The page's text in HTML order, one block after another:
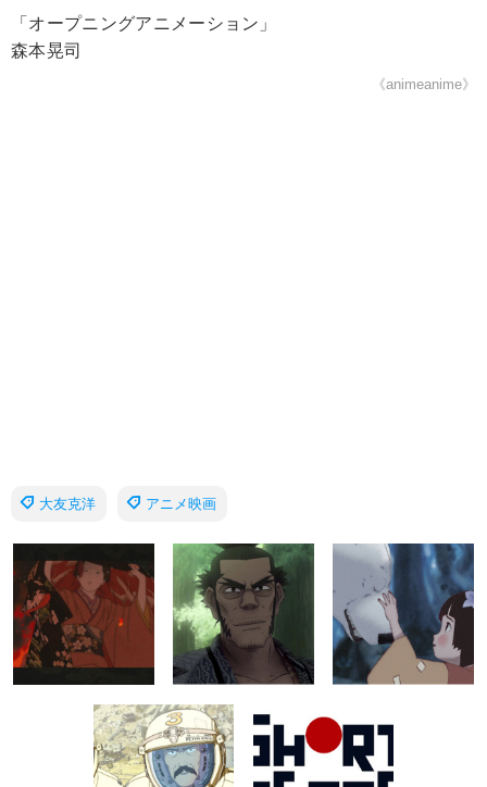
「オープニングアニメーション」
森本晃司
《animeanime》
大友克洋 アニメ映画